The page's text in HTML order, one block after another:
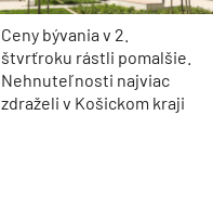
Ceny bývania v 2.
štvrťroku rástli pomalšie.
Nehnuteľnosti najviac
zdraželi v Košickom kraji